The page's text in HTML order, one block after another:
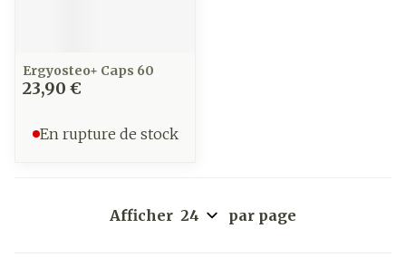
Ergyosteo+ Caps 60
23,90 €
En rupture de stock
Afficher par page